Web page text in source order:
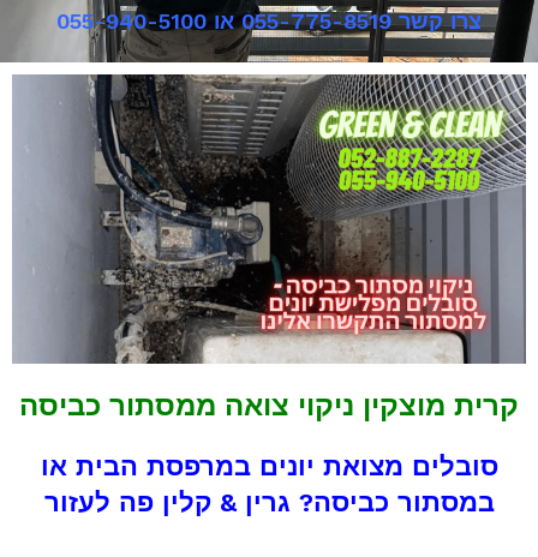
צרו קשר 055-775-8519 או 055-940-5100
קרית מוצקין ניקוי צואה ממסתור כביסה
סובלים מצואת יונים במרפסת הבית או
במסתור כביסה? גרין & קלין פה לעזור